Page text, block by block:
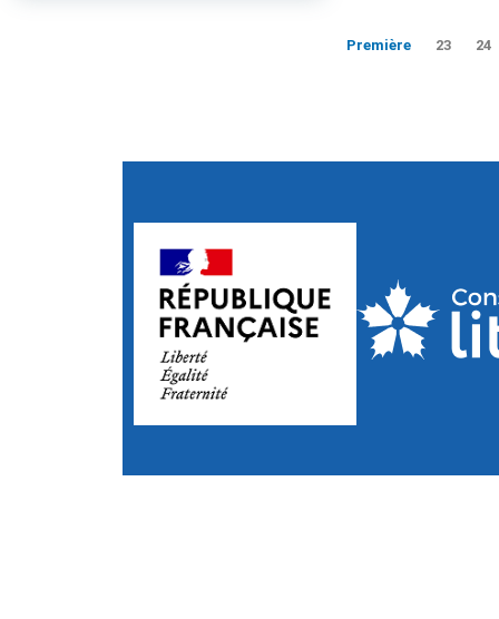
Première 23 24